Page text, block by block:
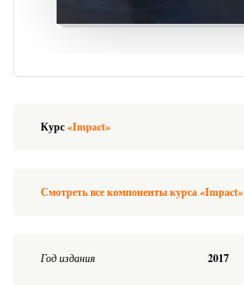
Курс«Impact»
Смотреть все компоненты курса «Impact»
Год издания 2017